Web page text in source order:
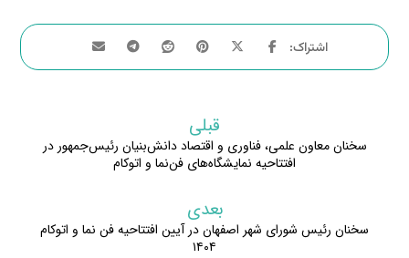
قبلی
سخنان معاون علمی، فناوری و اقتصاد دانش‌بنیان رئیس‌جمهور در
افتتاحیه نمایشگاه‌های فن‌نما و اتوکام
بعدی
سخنان رئیس شورای شهر اصفهان در آیین افتتاحیه فن نما و اتوکام
۱۴۰۴